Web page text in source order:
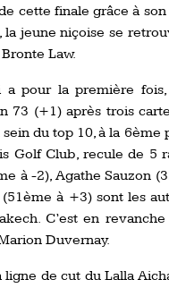
cette finale grâce à
jeune niçoise se
Law.
a pour la première
73 (+1) après trois
du top 10, à la 6ème
Golf Club, recule de 5
à -2), Agathe Sauzon
à +3) sont les
C’est en
Duvernay.
de cut du Lalla